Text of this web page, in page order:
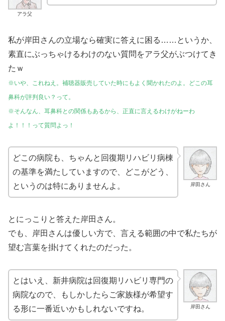
アラ父
私が岸田さんの立場なら確実に答えに困る……というか、
素直にぶっちゃけるわけのない質問をアラ父がぶつけてき
たｗ
※いや、これねえ。補聴器販売していた時にもよく聞かれたのよ。どこの耳
鼻科が評判良い？って。
※そんなん、耳鼻科との関係もあるから、正直に言えるわけがねーわ
よ！！！って質問よっ！
岸田さん
どこの病院も、ちゃんと回復期リハビリ病棟
の基準を満たしていますので、どこがどう、
というのは特にありませんよ。
とにっこりと答えた岸田さん。
でも、岸田さんは優しい方で、言える範囲の中で私たちが
望む言葉を掛けてくれたのだった。
岸田さん
とはいえ、新井病院は回復期リハビリ専門の
病院なので、もしかしたらご家族様が希望す
る形に一番近いかもしれないですね。